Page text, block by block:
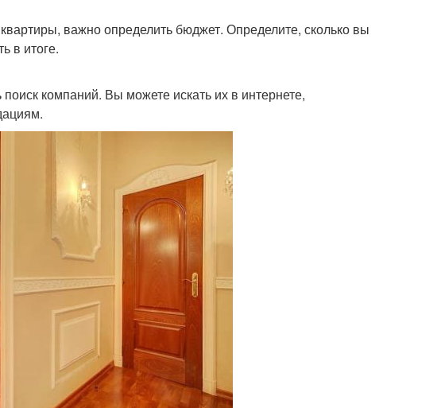
важно определить бюджет. Определите, сколько вы
в итоге.
компаний. Вы можете искать их в интернете,